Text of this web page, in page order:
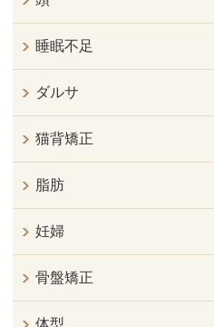
睡眠不足
ダルサ
猫背矯正
脂肪
妊婦
骨盤矯正